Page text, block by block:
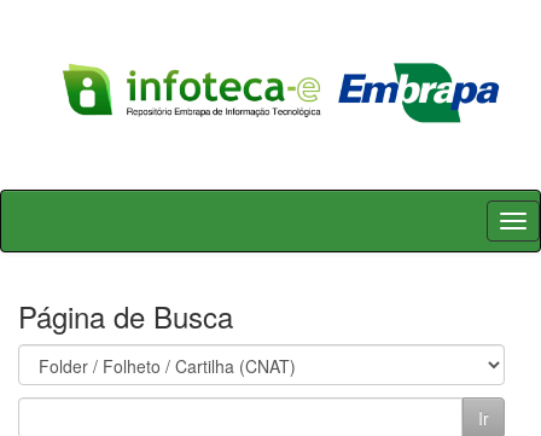
Skip
Página de Busca